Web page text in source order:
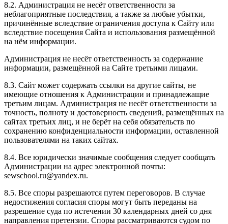
8.2. Администрация не несёт ответственности за
неблагоприятные последствия, а также за любые убытки,
причинённые вследствие ограничения доступа к Сайту или
вследствие посещения Сайта и использования размещённой
на нём информации.
Администрация не несёт ответственность за содержание
информации, размещённой на Сайте третьими лицами.
8.3. Сайт может содержать ссылки на другие сайты, не
имеющие отношения к Администрации и принадлежащие
третьим лицам. Администрация не несёт ответственности за
точность, полноту и достоверность сведений, размещённых на
сайтах третьих лиц, и не берёт на себя обязательств по
сохранению конфиденциальности информации, оставленной
пользователями на таких сайтах.
8.4. Все юридически значимые сообщения следует сообщать
Администрации на адрес электронной почты:
sewschool.ru@yandex.ru.
8.5. Все споры разрешаются путем переговоров. В случае
недостижения согласия споры могут быть переданы на
разрешение суда по истечении 30 календарных дней со дня
направления претензии. Споры рассматриваются судом по